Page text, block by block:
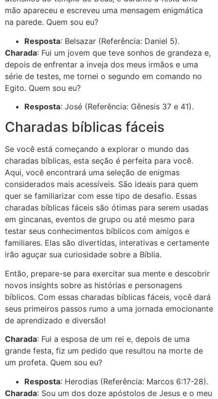
mão apareceu e escreveu uma mensagem enigmática
na parede. Quem sou eu?
Resposta: Belsazar (Referência: Daniel 5).
Charada: Fui um jovem que teve sonhos de grandeza e,
depois de enfrentar a inveja dos meus irmãos e uma
série de testes, me tornei o segundo em comando no
Egito. Quem sou eu?
Resposta: José (Referência: Gênesis 37 e 41).
Charadas bíblicas fáceis
Se você está começando a explorar o mundo das
charadas bíblicas, esta seção é perfeita para você.
Aqui, você encontrará uma seleção de enigmas
considerados mais acessíveis. São ideais para quem
quer se familiarizar com esse tipo de desafio. Essas
charadas bíblicas fáceis são ótimas para serem usadas
em gincanas, eventos de grupo ou até mesmo para
testar seus conhecimentos bíblicos com amigos e
familiares. Elas são divertidas, interativas e certamente
irão aguçar sua curiosidade sobre a Bíblia.
Então, prepare-se para exercitar sua mente e descobrir
novos insights sobre as histórias e personagens
bíblicos. Com essas charadas bíblicas fáceis, você dará
seus primeiros passos rumo a uma jornada emocionante
de aprendizado e diversão!
Charada: Fui a esposa de um rei e, depois de uma
grande festa, fiz um pedido que resultou na morte de
um profeta. Quem sou eu?
Resposta: Herodias (Referência: Marcos 6:17-28).
Charada: Sou um dos doze apóstolos de Jesus e o meu